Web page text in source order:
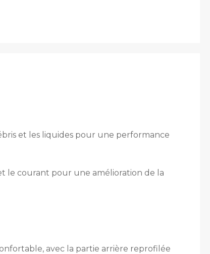
et les liquides pour une performance
le courant pour une amélioration de la
avec la partie arrière reprofilée